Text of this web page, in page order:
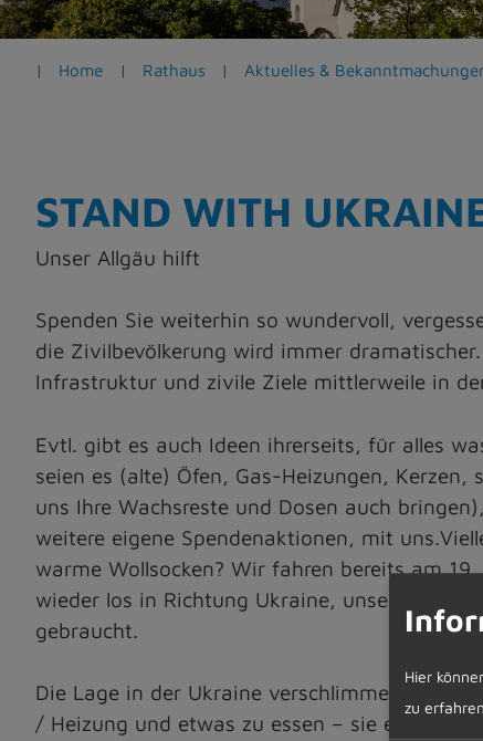
e
n
Home Rathaus Aktuelles &
STAND WITH
Unser Allgäu hilft
Spenden Sie weiterhin so wundervoll,
die Zivilbevölkerung wird immer
Infrastruktur und zivile Ziele mittlerweile in
Evtl. gibt es auch Ideen ihrerseits, für alles
seien es (alte) Öfen, Gas-Heizungen, Kerzen,
uns Ihre Wachsreste und Dosen auch
weitere eigene Spendenaktionen, mit
warme Wollsocken? Wir fahren bereits am
wieder los in Richtung Ukraine, unsere/Ihre
gebraucht.
Die Lage in der Ukraine verschlimmert sich
/ Heizung und etwas zu essen – sie erleben
Hier
zu